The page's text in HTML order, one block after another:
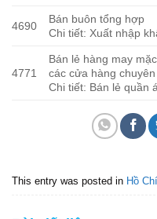
4690
Bán buôn tổng hợp
Chi tiết: Xuất nhập
4771
Bán lẻ hàng may
các cửa hàng
Chi tiết: Bán lẻ quần
This entry was posted in Hồ